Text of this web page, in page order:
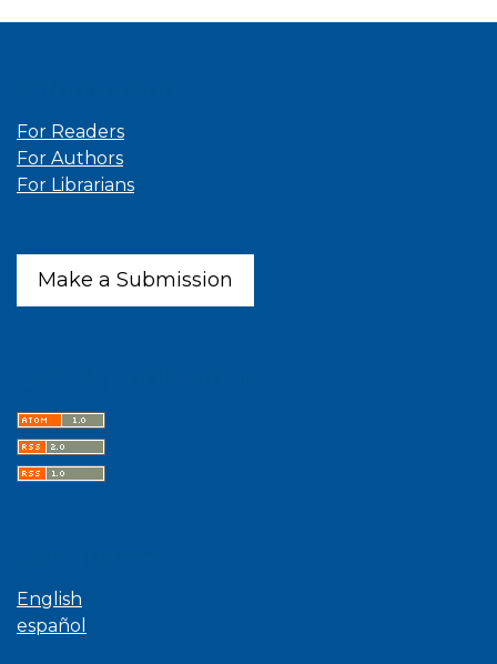
For Readers
For Authors
For Librarians
Make a Submission
English
español